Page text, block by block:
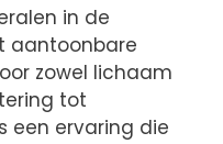
in de
aantoonbare
zowel lichaam
tot
een ervaring die